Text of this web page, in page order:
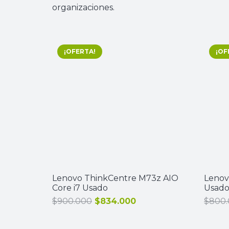
organizaciones.
¡OFERTA!
Lenovo ThinkCentre M73z AIO
Core i7 Usado
$900.000 El
$834.000El
Usado
$